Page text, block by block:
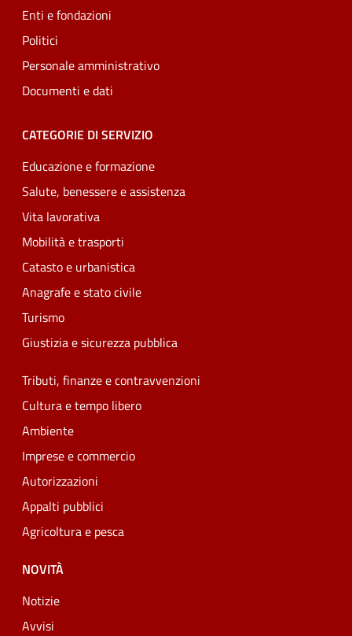
Enti e fondazioni
Politici
Personale amministrativo
Documenti e dati
CATEGORIE DI SERVIZIO
Educazione e formazione
Salute, benessere e assistenza
Vita lavorativa
Mobilità e trasporti
Catasto e urbanistica
Anagrafe e stato civile
Turismo
Giustizia e sicurezza pubblica
Tributi, finanze e contravvenzioni
Cultura e tempo libero
Ambiente
Imprese e commercio
Autorizzazioni
Appalti pubblici
Agricoltura e pesca
NOVITÀ
Notizie
Avvisi